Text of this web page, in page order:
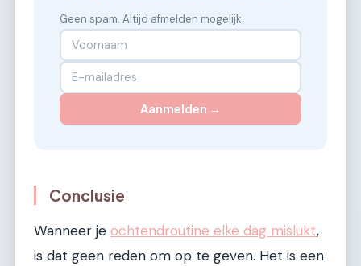
Geen spam. Altijd afmelden mogelijk.
Aanmelden →
Conclusie
Wanneer je ochtendroutine elke dag mislukt,
is dat geen reden om op te geven. Het is een